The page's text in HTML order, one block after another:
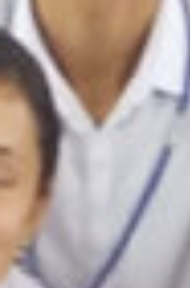
/home/
t/themes/